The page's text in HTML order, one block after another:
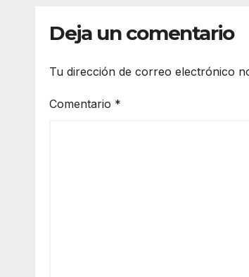
Deja un comentario
Tu dirección de correo electrónico
Comentario *